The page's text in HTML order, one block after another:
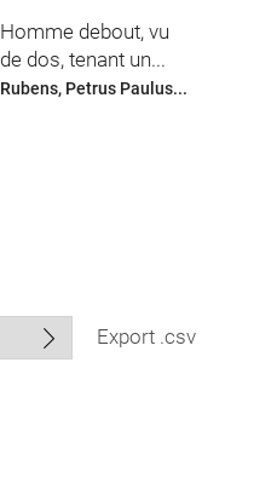
Homme debout, vu
de dos, tenant un...
Rubens, Petrus Paulus...
Export .csv